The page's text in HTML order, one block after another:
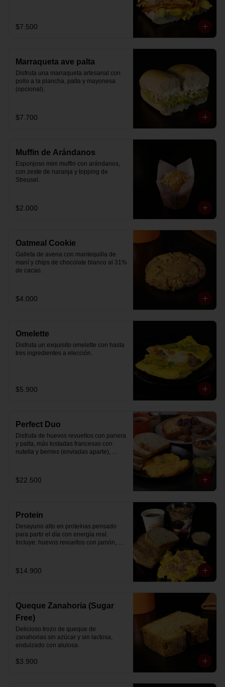
$7.500
Marraqueta ave palta
Disfruta una marraqueta artesanal con
pollo a la plancha, palta y mayonesa
(opcional).
$7.700
Muffin de Arándanos
Esponjoso mini muffin con arándanos,
con zeste de naranja y topping de
Streusel.
$2.000
Oatmeal Cookie
Galleta de avena con mantequilla de
maní y chips de chocolate blanco al 31%
de cacao.
$4.000
Omelette
Disfruta un exquisito omelette con hasta
tres ingredientes a elección.
$5.900
Perfect Duo
Disfruta de huevos revueltos con panera
y palta, más tostadas francesas con
nutella y berries (enviadas aparte),
mermelada de arándanos y granola
hecha en casa.
$22.500
Protein
Desayuno alto en proteínas pensado
para partir el día con energía real.
Incluye: huevos revueltos con jamón,
mermelada de arándanos y granola
receta exclusiva The Breakfast, porción
$14.900
Queque Zanahoria (Sugar
Free)
Delicioso trozo de queque de
zanahorias sin azúcar y sin lactosa,
endulzado con alulosa.
$3.900